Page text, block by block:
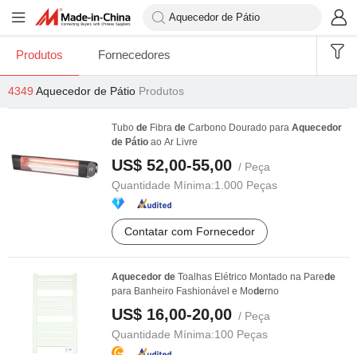
Produtos Fornecedores
4349 Aquecedor de Pátio Produtos
Tubo de Fibra de Carbono Dourado para Aquecedor
de Pátio ao Ar Livre
US$ 52,00-55,00 / Peça
Quantidade Mínima:1.000 Peças
Contatar com Fornecedor
Aquecedor de Toalhas Elétrico Montado na Parede
para Banheiro Fashionável e Moderno
US$ 16,00-20,00 / Peça
Quantidade Mínima:100 Peças